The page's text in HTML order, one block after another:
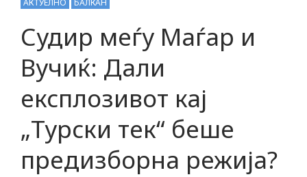
АКТУЕЛНО БАЛКАН
Судир меѓу Маѓар и
Вучиќ: Дали
експлозивот кај
„Турски тек“ беше
предизборна режија?